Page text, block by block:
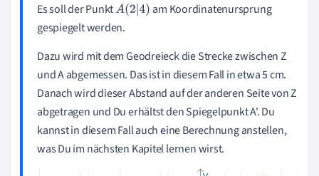
Es soll der PunktA(2|4 )
am Koordinatenursprung
gespiegelt werden.
Dazu wird mit dem Geodreieck die Strecke zwischen Z
und A abgemessen. Das ist in diesem Fall in etwa 5 cm.
Danach wird dieser Abstand auf der anderen Seite von Z
abgetragen und Du erhältst den Spiegelpunkt A'. Du
kannst in diesem Fall auch eine Berechnung anstellen,
was Du im nächsten Kapitel lernen wirst.